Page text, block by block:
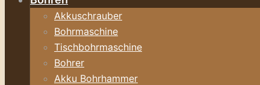
Akkuschrauber
Bohrmaschine
Tischbohrmaschine
Bohrer
Akku Bohrhammer